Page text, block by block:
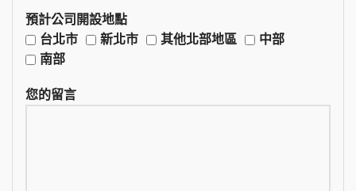
預計公司開設地點
台北市
新北市 其他北部地區
中部
南部
您的留言